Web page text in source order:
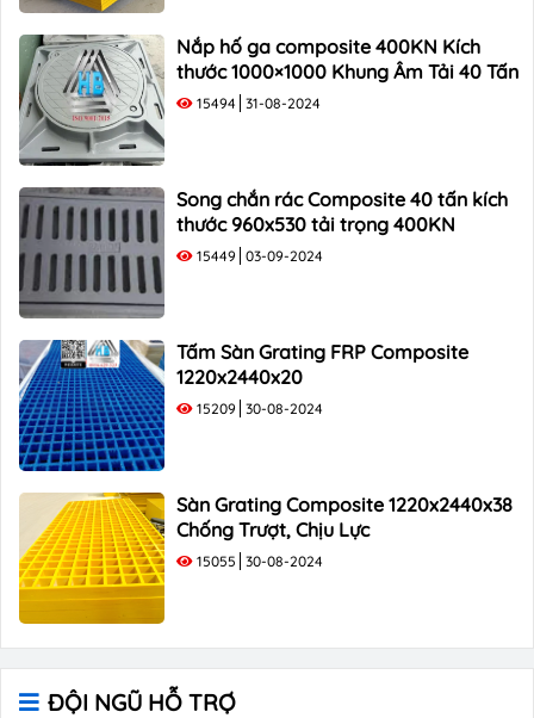
Nắp hố ga composite 400KN Kích
thước 1000×1000 Khung Âm Tải 40 Tấn
15494 31-08-2024
Song chắn rác Composite 40 tấn kích
thước 960x530 tải trọng 400KN
15449 03-09-2024
Tấm Sàn Grating FRP Composite
1220x2440x20
15209 30-08-2024
Sàn Grating Composite 1220x2440x38
Chống Trượt, Chịu Lực
15055 30-08-2024
ĐỘI NGŨ HỖ TRỢ